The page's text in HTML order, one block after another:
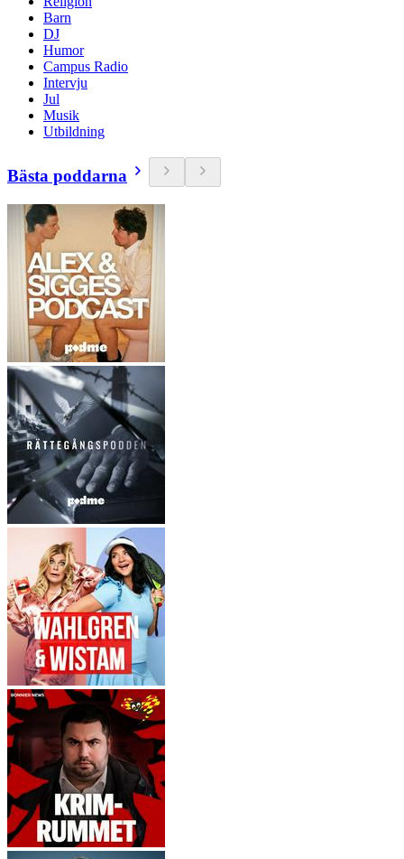
Barn
DJ
Humor
Campus Radio
Intervju
Jul
Musik
Utbildning
Bästa poddarna